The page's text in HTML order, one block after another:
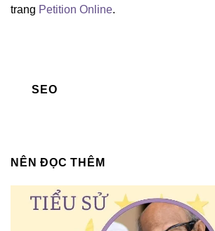
trang Petition Online.
SEO
NÊN ĐỌC THÊM